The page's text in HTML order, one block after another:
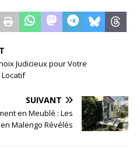
Judicieux pour Votre
SUIVANT
en Meublé : Les
Malengo Révélés